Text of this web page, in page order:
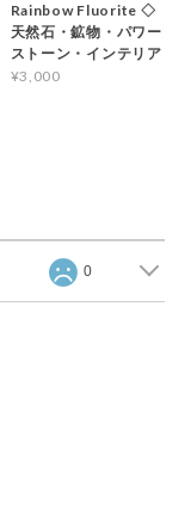
Rainbow Fluorite ◇
天然石・鉱物・パワー
ストーン・インテリア
¥3,000
0